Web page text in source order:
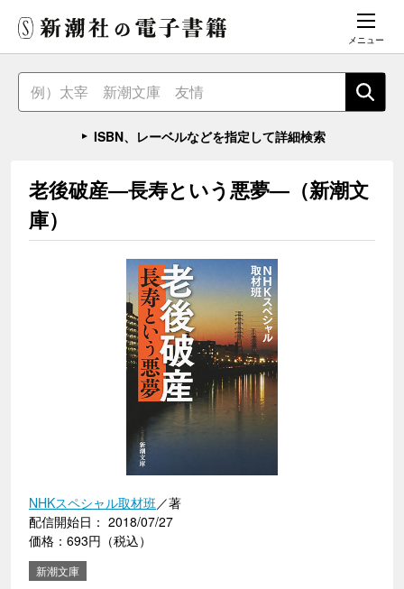
メニュー
ISBN、レーベルなどを指定して詳細検索
老後破産―長寿という悪夢―（新潮文
庫）
NHKスペシャル取材班／著
配信開始日： 2018/07/27
価格：693円（税込）
新潮文庫